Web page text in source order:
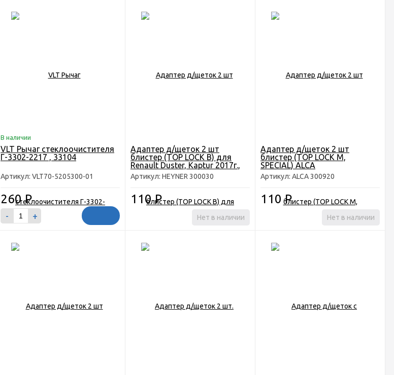
В наличии
VLT Рычаг стеклоочистителя
Г-3302-2217 , 33104
Артикул: VLT70-5205300-01
260Р
- +
Адаптер д/щеток 2 шт
блистер (TOP LOCK B) для
Renault Duster, Kaptur 2017г.,
LADA VESTA c 2020г
Артикул: HEYNER 300030
110Р
Нет в наличии
Адаптер д/щеток 2 шт
блистер (TOP LOCK M,
SPECIAL) ALCA
Артикул: ALCA 300920
110Р
Нет в наличии